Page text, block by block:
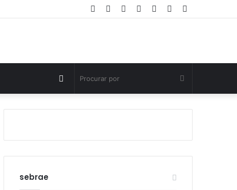
Artigo
Entrar
Instagram
YouTube
Twitter
Facebook
por
Switch
skin
sebrae